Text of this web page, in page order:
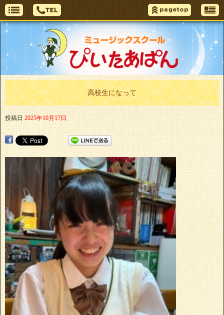
高校生になって
投稿日 2025年10月17日